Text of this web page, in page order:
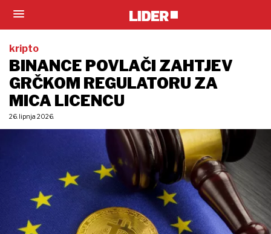
kripto
BINANCE POVLAČI ZAHTJEV
GRČKOM REGULATORU ZA
MICA LICENCU
26. lipnja 2026.